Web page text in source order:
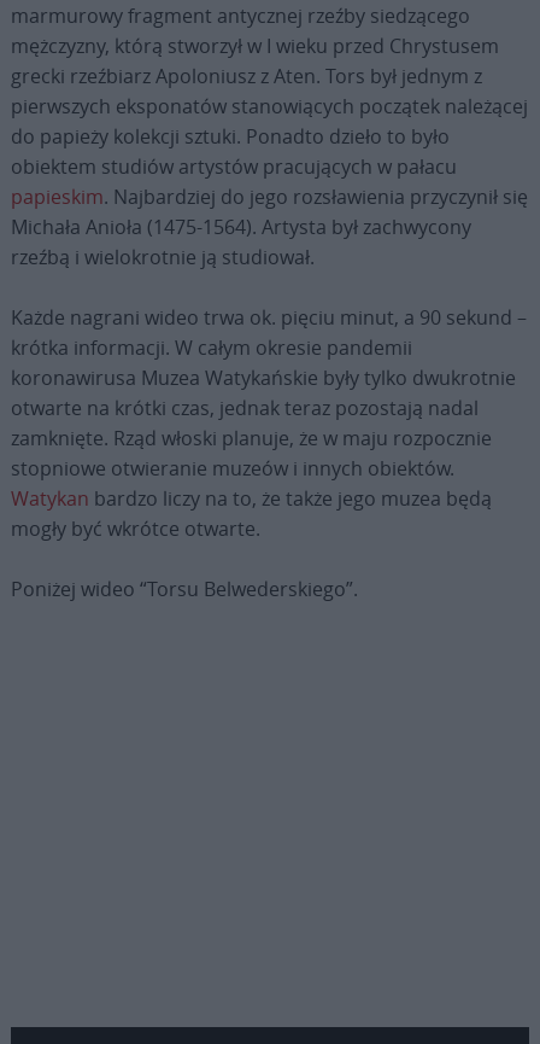
marmurowy fragment antycznej rzeźby siedzącego
mężczyzny, którą stworzył w I wieku przed Chrystusem
grecki rzeźbiarz Apoloniusz z Aten. Tors był jednym z
pierwszych eksponatów stanowiących początek należącej
do papieży kolekcji sztuki. Ponadto dzieło to było
obiektem studiów artystów pracujących w pałacu
papieskim. Najbardziej do jego rozsławienia przyczynił się
Michała Anioła (1475-1564). Artysta był zachwycony
rzeźbą i wielokrotnie ją studiował.
Każde nagrani wideo trwa ok. pięciu minut, a 90 sekund –
krótka informacji. W całym okresie pandemii
koronawirusa Muzea Watykańskie były tylko dwukrotnie
otwarte na krótki czas, jednak teraz pozostają nadal
zamknięte. Rząd włoski planuje, że w maju rozpocznie
stopniowe otwieranie muzeów i innych obiektów.
Watykan bardzo liczy na to, że także jego muzea będą
mogły być wkrótce otwarte.
Poniżej wideo “Torsu Belwederskiego”.